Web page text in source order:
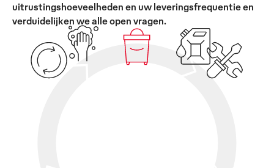
uitrustingshoeveelheden en uw leveringsfrequentie en
verduidelijken we alle open vragen.